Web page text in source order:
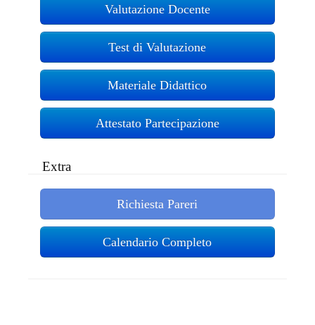
Valutazione Docente
Test di Valutazione
Materiale Didattico
Attestato Partecipazione
Extra
Richiesta Pareri
Calendario Completo